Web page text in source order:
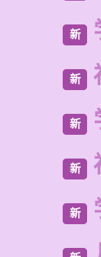
新
新
新
新
新